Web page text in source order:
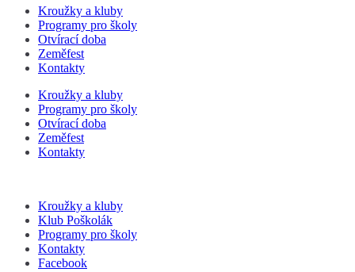
Kroužky a kluby
Programy pro školy
Otvírací doba
Zeměfest
Kontakty
Kroužky a kluby
Programy pro školy
Otvírací doba
Zeměfest
Kontakty
Kroužky a kluby
Klub Poškolák
Programy pro školy
Kontakty
Facebook